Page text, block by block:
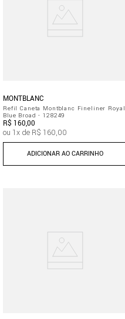
MONTBLANC
Refil Caneta Montblanc Fineliner Royal
Blue Broad - 128249
R$ 160,00
ou 1x de R$ 160,00
ADICIONAR AO CARRINHO